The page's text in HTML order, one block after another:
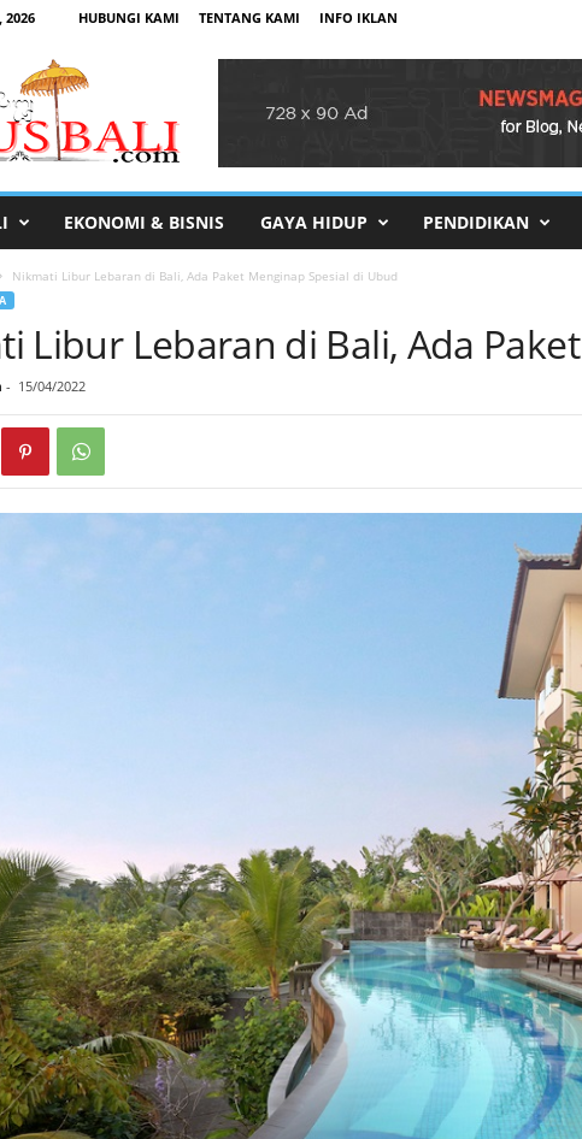
2026 HUBUNGI KAMI TENTANG KAMI INFO IKLAN
EKONOMI & BISNIS GAYA HIDUP PENDIDIKAN
Nikmati Libur Lebaran di Bali, Ada Paket Menginap Spesial di Ubud
Libur Lebaran di Bali, Ada
- 15/04/2022